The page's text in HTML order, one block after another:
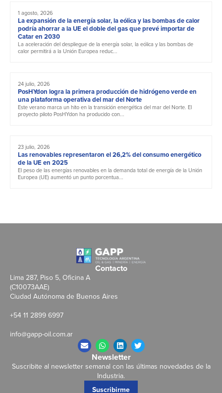
1 agosto, 2026
La expansión de la energía solar, la eólica y las bombas de calor
podría ahorrar a la UE el doble del gas que prevé importar de
Catar en 2030
La aceleración del despliegue de la energía solar, la eólica y las bombas de
calor permitirá a la Unión Europea reduc...
24 julio, 2026
PosHYdon logra la primera producción de hidrógeno verde en
una plataforma operativa del mar del Norte
Este verano marca un hito en la transición energética del mar del Norte. El
proyecto piloto PosHYdon ha producido con...
23 julio, 2026
Las renovables representaron el 26,2% del consumo energético
de la UE en 2025
El peso de las energías renovables en la demanda total de energía de la Unión
Europea (UE) aumentó un punto porcentua...
Contacto
Lima 287, Piso 5, Oficina A
(C10073AAE)
Ciudad Autónoma de Buenos Aires
+54 11 2899 6997
info@gapp-oil.com.ar
Newsletter
Suscribite al newsletter semanal con las últimas novedades de la
Industria.
Suscribirme